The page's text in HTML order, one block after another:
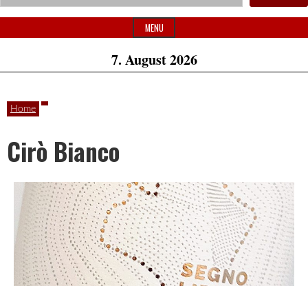
|
Das
Leben
ist
zu
Area
MENU
7. August 2026
Home
Cirò Bianco